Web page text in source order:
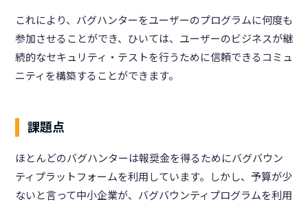
これにより、バグハンターをユーザーのプログラムに何度も
参加させることができ、ひいては、ユーザーのビジネスが継
続的なセキュリティ・テストを行うために信頼できるコミュ
ニティを構築することができます。
課題点
ほとんどのバグハンターは報奨金を得るためにバグバウン
ティプラットフォームを利用しています。しかし、予算が少
ないと言って中小企業が、バグバウンティプログラムを利用